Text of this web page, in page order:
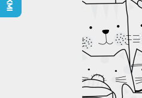
Dárky pro partnera
Dárky pro partnerku
Dárky pro přátele